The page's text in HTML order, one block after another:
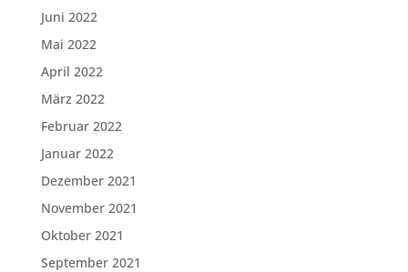
Juni 2022
Mai 2022
April 2022
März 2022
Februar 2022
Januar 2022
Dezember 2021
November 2021
Oktober 2021
September 2021